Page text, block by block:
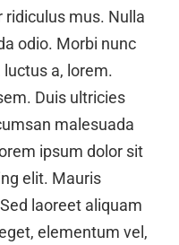
mus. Nulla
odio. Morbi nunc
a, lorem.
Duis ultricies
malesuada
ipsum dolor sit
elit. Mauris
laoreet aliquam
elementum vel,